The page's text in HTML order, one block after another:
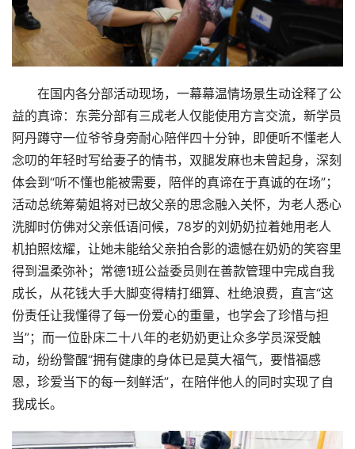
在国内各分部活动现场，一幕幕温情场景生动诠释了公
益的真谛：东莞分部有三成老人仅能使用方言交流，新学员
阿丹蹲守一位爷爷身旁耐心陪伴四十分钟，即便听不懂老人
念叨的年轻时写给妻子的情书，双腿发麻也未曾起身，深刻
体会到“听不懂也能被需要，陪伴的真谛在于真诚的在场”；
活动总统筹菊姐将对已故父亲的思念融入关怀，为老人悉心
洗脚时仿佛对父亲低语问候，78岁的刘奶奶拉着她用老人
机拍照炫耀，让她未能给父亲拍合影的遗憾在奶奶的笑容里
得到温柔弥补；常德1班公益委员则在善款管理中完成自我
成长，从花钱大手大脚变得精打细算、杜绝浪费，直言“这
份责任让我懂得了每一份爱心的重量，也学会了珍惜与担
当”；而一位卧床二十八年的老奶奶更让众多学员深受触
动，纷纷警醒“拥有健康的身体已是莫大福气，要惜福感
恩，珍爱当下的每一刻鲜活”，在陪伴他人的同时实现了自
我成长。